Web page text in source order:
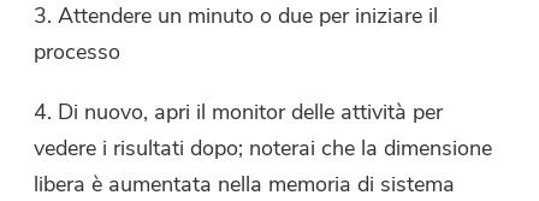
3. Attendere un minuto o due per iniziare il
processo
4. Di nuovo, apri il monitor delle attività per
vedere i risultati dopo; noterai che la dimensione
libera è aumentata nella memoria di sistema